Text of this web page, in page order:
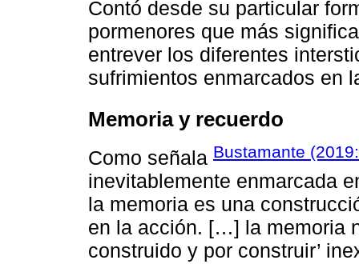
Contó desde su particular
pormenores que más
entrever los diferentes
sufrimientos enmarcados en
Memoria y recuerdo
Como señala Bustamante
inevitablemente enmarcada
la memoria es una
en la acción. […] la memoria
construido y por construir’